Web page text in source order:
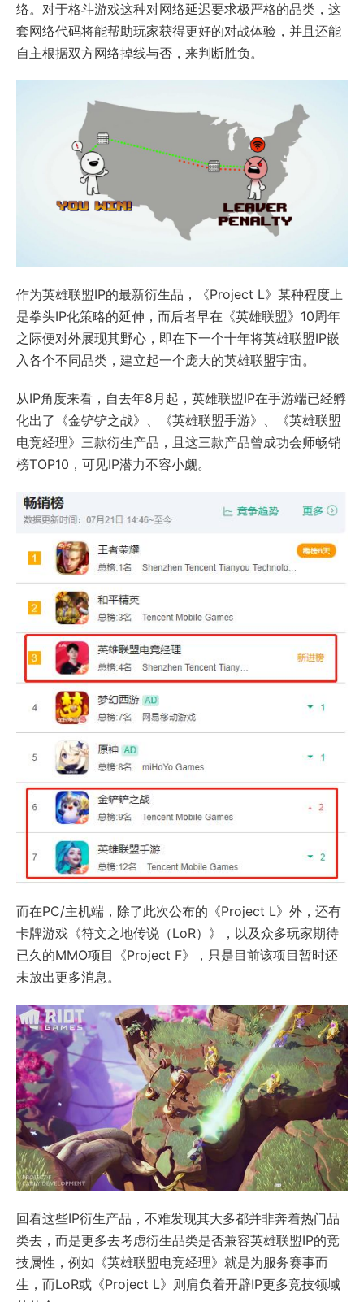
络。对于格斗游戏这种对网络延迟要求极严格的品类，这
套网络代码将能帮助玩家获得更好的对战体验，并且还能
自主根据双方网络掉线与否，来判断胜负。
作为英雄联盟IP的最新衍生品，《Project L》某种程度上
是拳头IP化策略的延伸，而后者早在《英雄联盟》10周年
之际便对外展现其野心，即在下一个十年将英雄联盟IP嵌
入各个不同品类，建立起一个庞大的英雄联盟宇宙。
从IP角度来看，自去年8月起，英雄联盟IP在手游端已经孵
化出了《金铲铲之战》、《英雄联盟手游》、《英雄联盟
电竞经理》三款衍生产品，且这三款产品曾成功会师畅销
榜TOP10，可见IP潜力不容小觑。
而在PC/主机端，除了此次公布的《Project L》外，还有
卡牌游戏《符文之地传说（LoR）》，以及众多玩家期待
已久的MMO项目《Project F》，只是目前该项目暂时还
未放出更多消息。
回看这些IP衍生产品，不难发现其大多都并非奔着热门品
类去，而是更多去考虑衍生品类是否兼容英雄联盟IP的竞
技属性，例如《英雄联盟电竞经理》就是为服务赛事而
生，而LoR或《Project L》则肩负着开辟IP更多竞技领域